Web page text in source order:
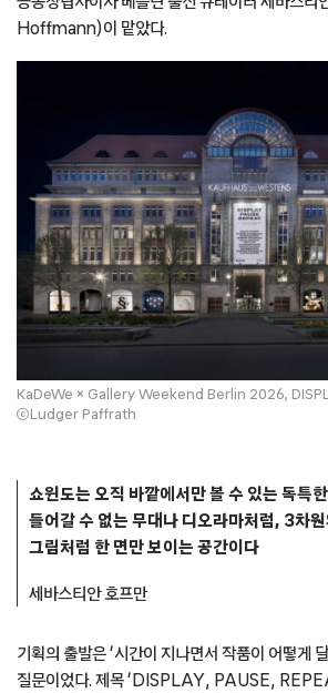
Hoffmann)이 맡았다.
KaDeWe × Gallery Weekend Berlin 2026,
ⓒLudger Paffrath
쇼윈도는 오직 바깥에서만 볼 수 있는 독특
들어갈 수 없는 무대나 디오라마처럼, 3차원
그림처럼 한 면만 보이는 공간이다
세바스티안 호프만
기획의 출발은 ‘시간이 지나면서 작품이 어떻게
질문이었다. 제목 ‘DISPLAY, PAUSE,